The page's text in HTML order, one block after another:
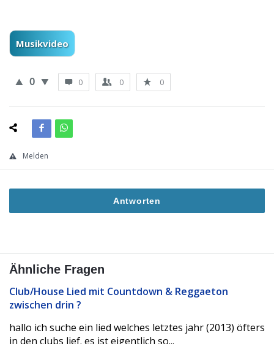
Musikvideo
0 0 0 0
Melden
Antworten
Ähnliche Fragen
Club/House Lied mit Countdown & Reggaeton
zwischen drin ?
hallo ich suche ein lied welches letztes jahr (2013) öfters
in den clubs lief. es ist eigentlich so...